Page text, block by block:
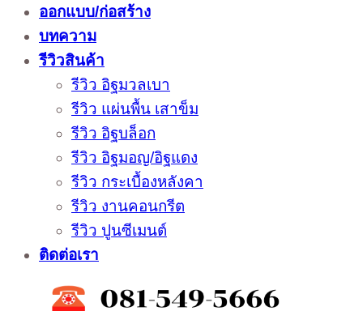
ออกแบบ/ก่อสร้าง
บทความ
รีวิวสินค้า
รีวิว อิฐมวลเบา
รีวิว แผ่นพื้น เสาข็ม
รีวิว อิฐบล็อก
รีวิว อิฐมอญ/อิฐแดง
รีวิว กระเบื้องหลังคา
รีวิว งานคอนกรีต
รีวิว ปูนซีเมนต์
ติดต่อเรา